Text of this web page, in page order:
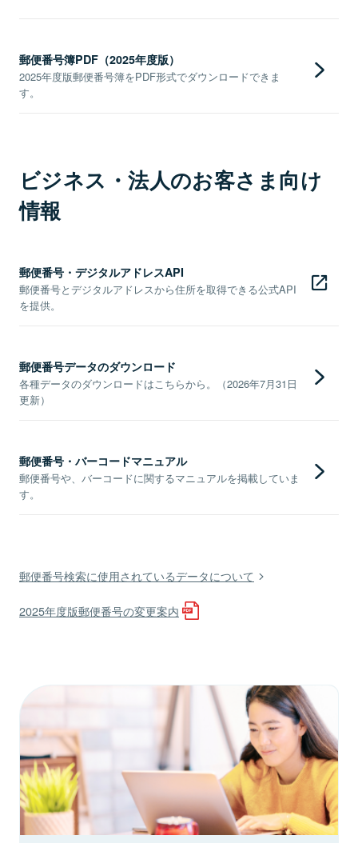
郵便番号簿PDF（2025年度版）
2025年度版郵便番号簿をPDF形式でダウンロードできま
す。
ビジネス・法人のお客さま向け
情報
郵便番号・デジタルアドレスAPI
郵便番号とデジタルアドレスから住所を取得できる公式API
を提供。
郵便番号データのダウンロード
各種データのダウンロードはこちらから。（2026年7月31日
更新）
郵便番号・バーコードマニュアル
郵便番号や、バーコードに関するマニュアルを掲載していま
す。
郵便番号検索に使用されているデータについて
2025年度版郵便番号の変更案内